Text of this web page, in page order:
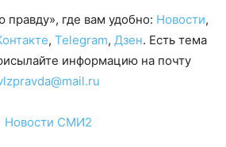
правду», где вам удобно: Новости,
, Telegram, Дзен. Есть тема
информацию на почту
Новости СМИ2